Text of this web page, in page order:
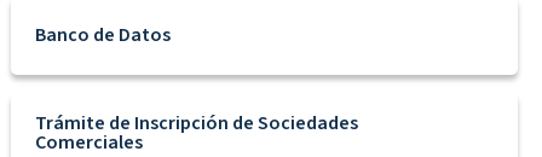
Banco de Datos
Trámite de Inscripción de Sociedades
Comerciales